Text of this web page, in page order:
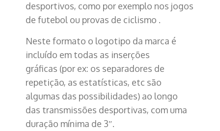
desportivos, como por exemplo nos jogos
de futebol ou provas de ciclismo .
Neste formato o logotipo da marca é
incluído em todas as inserções
gráficas (por ex: os separadores de
repetição, as estatísticas, etc são
algumas das possibilidades) ao longo
das transmissões desportivas, com uma
duração mínima de 3″.